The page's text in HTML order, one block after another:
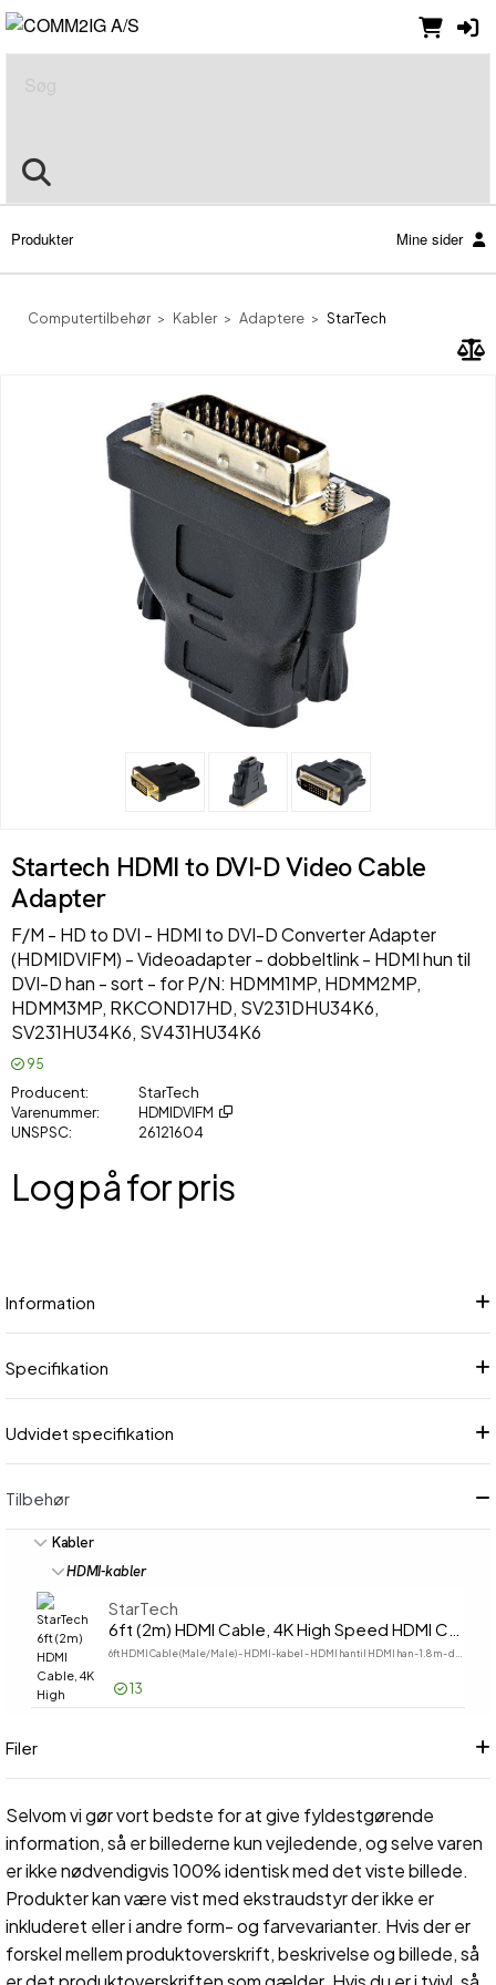
Produkter Mine sider
Computertilbehør Kabler Adaptere StarTech
Startech HDMI to DVI-D Video Cable
Adapter
F/M - HD to DVI - HDMI to DVI-D Converter Adapter
(HDMIDVIFM) - Videoadapter - dobbeltlink - HDMI hun til
DVI-D han - sort - for P/N: HDMM1MP, HDMM2MP,
HDMM3MP, RKCOND17HD, SV231DHU34K6,
SV231HU34K6, SV431HU34K6
95
Producent
StarTech
Varenummer
HDMIDVIFM
UNSPSC
26121604
Log på for pris
Information
Specifikation
Udvidet specifikation
Tilbehør
Kabler
HDMI-kabler
StarTech
6ft (2m) HDMI Cable, 4K High Speed HDMI Cable with Ethernet, UHD 4K 30Hz Video, HDMI 1.4 Cable, Ultra HD HDMI Monitors, Projectors, TVs & Displays, Black HDMI Cord
6ft HDMI Cable (Male/Male) - HDMI-kabel - HDMI han til HDMI han - 1.8 m - dobbelt afskærmet - sort - for P/N: CDP2HDUACP2, DKT30CHSDPD, DKT30CHVSDPD, DKT30CMHSDPD, KITBXDOCKPEU, USB32HD4
13
6ft
Filer
Selvom vi gør vort bedste for at give fyldestgørende
information, så er billederne kun vejledende, og selve varen
er ikke nødvendigvis 100% identisk med det viste billede.
Produkter kan være vist med ekstraudstyr der ikke er
inkluderet eller i andre form- og farvevarianter. Hvis der er
forskel mellem produktoverskrift, beskrivelse og billede, så